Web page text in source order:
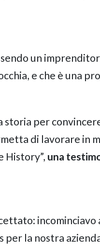
un
e che è una
per
di lavorare in
History”, una
incominciavo
per la nostra